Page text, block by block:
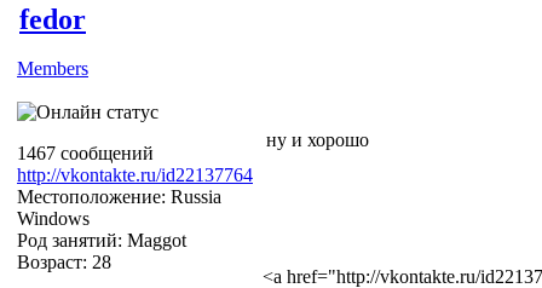
fedor
Members
1467 сообщений
http://vkontakte.ru/id22137764
Местоположение: Russia
Windows
Род занятий: Maggot
Возраст: 28
ну и хорошо
<a href="http://vkontakte.ru/